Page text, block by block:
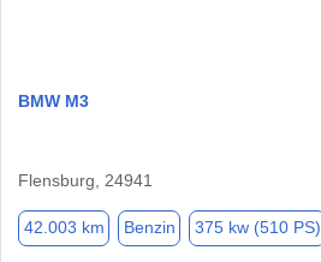
BMW M3
Flensburg, 24941
42.003 km Benzin 375 kw (510 PS)